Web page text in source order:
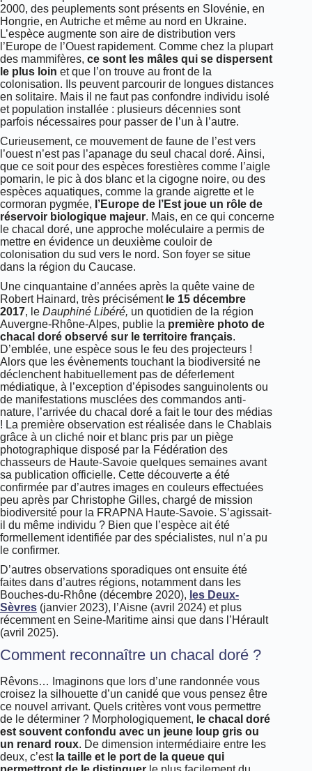
2000, des peuplements sont présents en Slovénie, en
Hongrie, en Autriche et même au nord en Ukraine.
L’espèce augmente son aire de distribution vers
l’Europe de l’Ouest rapidement. Comme chez la plupart
des mammifères, ce sont les mâles qui se dispersent
le plus loin et que l’on trouve au front de la
colonisation. Ils peuvent parcourir de longues distances
en solitaire. Mais il ne faut pas confondre individu isolé
et population installée : plusieurs décennies sont
parfois nécessaires pour passer de l’un à l’autre.
Curieusement, ce mouvement de faune de l’est vers
l’ouest n’est pas l’apanage du seul chacal doré. Ainsi,
que ce soit pour des espèces forestières comme l’aigle
pomarin, le pic à dos blanc et la cigogne noire, ou des
espèces aquatiques, comme la grande aigrette et le
cormoran pygmée, l’Europe de l’Est joue un rôle de
réservoir biologique majeur. Mais, en ce qui concerne
le chacal doré, une approche moléculaire a permis de
mettre en évidence un deuxième couloir de
colonisation du sud vers le nord. Son foyer se situe
dans la région du Caucase.
Une cinquantaine d’années après la quête vaine de
Robert Hainard, très précisémentle 15 décembre
2017, le Dauphiné Libéré, un quotidien de la région
Auvergne-Rhône-Alpes, publie la première photo de
chacal doré observé sur le territoire français.
D’emblée, une espèce sous le feu des projecteurs !
Alors que les évènements touchant la biodiversité ne
déclenchent habituellement pas de déferlement
médiatique, à l’exception d’épisodes sanguinolents ou
de manifestations musclées des commandos anti-
nature, l’arrivée du chacal doré a fait le tour des médias
! La première observation est réalisée dans le Chablais
grâce à un cliché noir et blanc pris par un piège
photographique disposé par la Fédération des
chasseurs de Haute-Savoie quelques semaines avant
sa publication officielle. Cette découverte a été
confirmée par d’autres images en couleurs effectuées
peu après par Christophe Gilles, chargé de mission
biodiversité pour la FRAPNA Haute-Savoie. S’agissait-
il du même individu ? Bien que l’espèce ait été
formellement identifiée par des spécialistes, nul n’a pu
le confirmer.
D’autres observations sporadiques ont ensuite été
faites dans d’autres régions, notamment dans les
Bouches-du-Rhône (décembre 2020), les Deux-
Sèvres (janvier 2023), l’Aisne (avril 2024) et plus
récemment en Seine-Maritime ainsi que dans l’Hérault
(avril 2025).
Comment reconnaître un chacal doré ?
Rêvons… Imaginons que lors d’une randonnée vous
croisez la silhouette d’un canidé que vous pensez être
ce nouvel arrivant. Quels critères vont vous permettre
de le déterminer ? Morphologiquement, le chacal doré
est souvent confondu avec un jeune loup gris ou
un renard roux. De dimension intermédiaire entre les
deux, c’est la taille et le port de la queue qui